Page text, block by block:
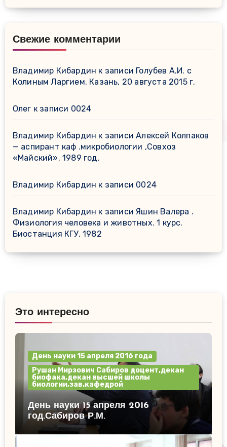
Свежие комментарии
Владимир Кибардин к записи Голубев А.И. с
Колиным Ларгием. Казань, 20 августа 2015 г.
Олег к записи 0024
Владимир Кибардин к записиАлексей Колпаков
— аспирант каф .микробиологии ,Совхоз
«Майский». 1989 год.
Владимир Кибардин к записи 0024
Владимир Кибардин к записиЯшин Валера .
Физиология человека и животных. 1 курс.
Биостанция КГУ. 1982
Это интересно
День науки 15 апреля 2016 года
Рушан Мирзович Сабиров доцент,декан
биофака,декан высшей школы
биологии,зав.кафедрой
День науки 15 апреля 2016
год.Сабиров Р.М.